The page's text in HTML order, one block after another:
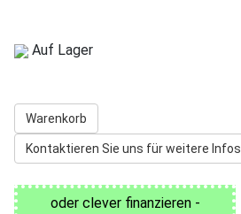
Auf Lager
Warenkorb
Kontaktieren Sie uns für weitere Infos
oder clever finanzieren -